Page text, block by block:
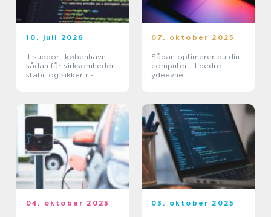
10. juli 2026
It support københavn
sådan får virksomheder
stabil og sikker it-
07. oktober 2025
Sådan optimerer du din
computer til bedre
ydeevne
04. oktober 2025 03. oktober 2025